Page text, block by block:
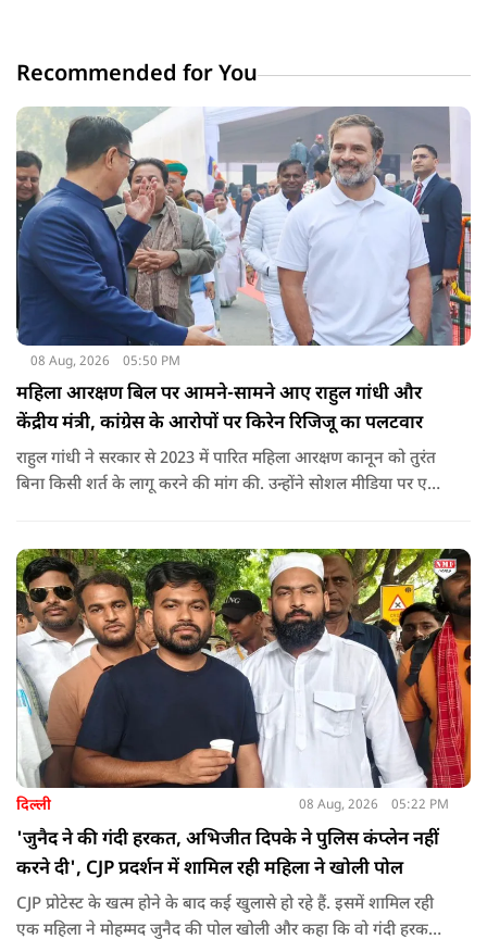
Recommended for You
08 Aug, 2026 05:50 PM
महिला आरक्षण बिल पर आमने-सामने आए राहुल गांधी और
केंद्रीय मंत्री, कांग्रेस के आरोपों पर किरेन रिजिजू का पलटवार
राहुल गांधी ने सरकार से 2023 में पारित महिला आरक्षण कानून को तुरंत
बिना किसी शर्त के लागू करने की मांग की. उन्होंने सोशल मीडिया पर एक
दिल्ली 08 Aug, 2026 05:22 PM
'जुनैद ने की गंदी हरकत, अभिजीत दिपके ने पुलिस कंप्लेन नहीं
करने दी', CJP प्रदर्शन में शामिल रही महिला ने खोली पोल
CJP प्रोटेस्ट के खत्म होने के बाद कई खुलासे हो रहे हैं. इसमें शामिल रही
एक महिला ने मोहम्मद जुनैद की पोल खोली और कहा कि वो गंदी हरकतें